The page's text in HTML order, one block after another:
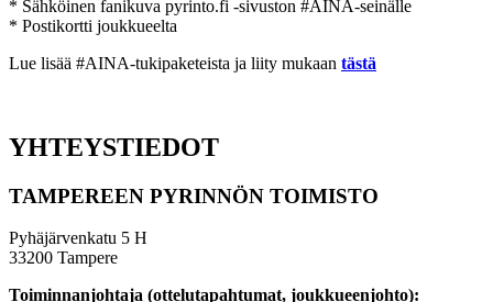
* Sähköinen fanikuva pyrinto.fi -sivuston #AINA-seinälle
* Postikortti joukkueelta
Lue lisää #AINA-tukipaketeista ja liity mukaan tästä
YHTEYSTIEDOT
TAMPEREEN PYRINNÖN TOIMISTO
Pyhäjärvenkatu 5 H
33200 Tampere
Toiminnanjohtaja (ottelutapahtumat, joukkueenjohto):